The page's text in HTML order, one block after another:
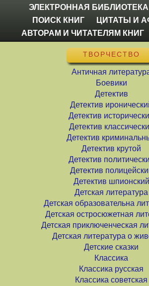
ЭЛЕКТРОННАЯ БИБЛИОТЕКА
ПОИСК КНИГ
ЦИТАТЫ И
АВТОРАМ И ЧИТАТЕЛЯМ КНИГ
ТВОРЧЕСТВО
Античная
Боевики
Детектив
Детектив
Детектив
Детектив
Детектив
Детектив крутой
Детектив
Детектив
Детектив шпионский
Детская литература
Детская образовательна
Детская остросюжетная
Детская приключенческая
Детская литература о
Детские сказки
Классика
Классика русская
Классика советская